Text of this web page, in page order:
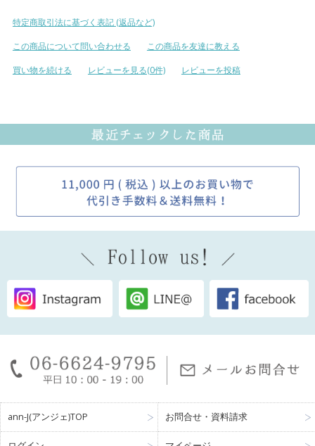
特定商取引法に基づく表記 (返品など)
この商品について問い合わせる
この商品を友達に教える
買い物を続ける
レビューを見る(0件) レビューを投稿
ann-J(アンジェ)TOP お問合せ・資料請求